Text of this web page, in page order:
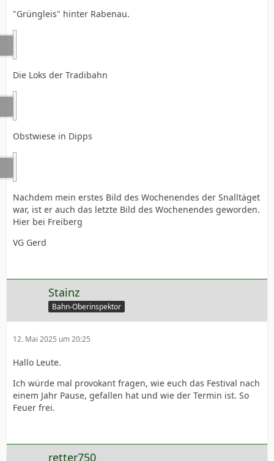
"Grüngleis" hinter Rabenau.
Die Loks der Tradibahn
Obstwiese in Dipps
Nachdem mein erstes Bild des Wochenendes der Snalltäget
war, ist er auch das letzte Bild des Wochenendes geworden.
Hier bei Freiberg
VG Gerd
Stainz
Bahn-Oberinspektor
12. Mai 2025 um 20:25
Hallo Leute.
Ich würde mal provokant fragen, wie euch das Festival nach
einem Jahr Pause, gefallen hat und wie der Termin ist. So
Feuer frei.
retter750